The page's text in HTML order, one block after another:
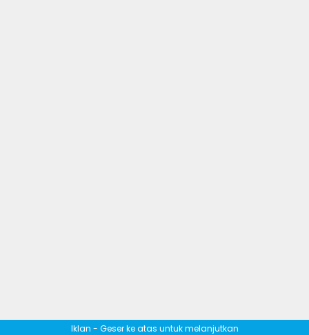
Iklan - Geser ke atas untuk melanjutkan